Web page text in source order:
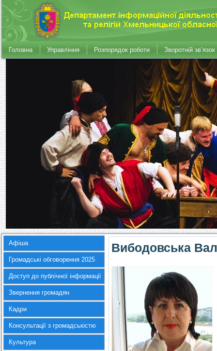
Головна Управління Розпорядок роботи Зворотній зв’язок
Афіша
Громадські обговорення 2025
Доступ до публічної інформації
Звернення громадян
Кадри
Консультації з громадськістю
Культура
Вибодовська